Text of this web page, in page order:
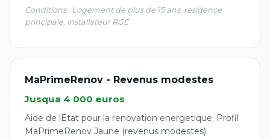
Conditions : Logement de plus de 15 ans, residence
principale, installateur RGE
MaPrimeRenov - Revenus modestes
Jusqua 4 000 euros
Aide de lEtat pour la renovation energetique. Profil
MaPrimeRenov Jaune (revenus modestes).